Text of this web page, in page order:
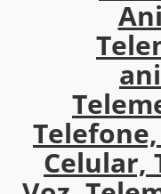
Celular,